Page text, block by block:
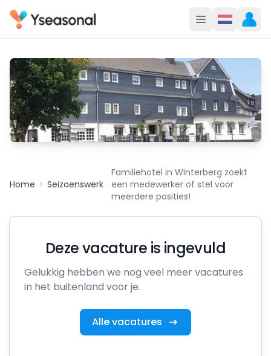
Home Seizoenswerk
Familiehotel in Winterberg zoekt
een medewerker of stel voor
meerdere posities!
Deze vacature is ingevuld
Gelukkig hebben we nog veel meer vacatures
in het buitenland voor je.
Alle vacatures